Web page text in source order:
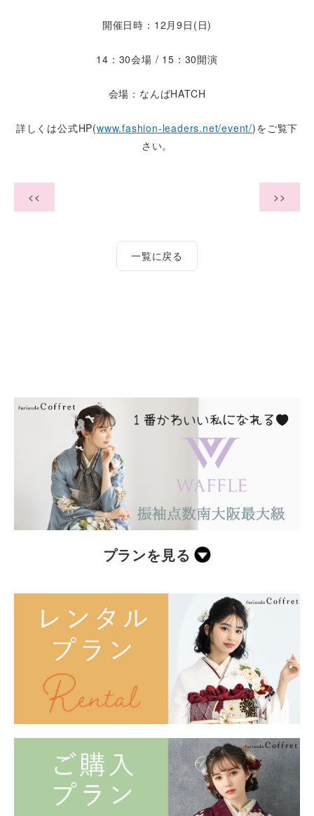
開催日時：12月9日(日)
14：30会場 / 15：30開演
会場：なんばHATCH
詳しくは公式HP(www.fashion-leaders.net/event/)をご覧下
さい。
<< >>
一覧に戻る
プランを見る